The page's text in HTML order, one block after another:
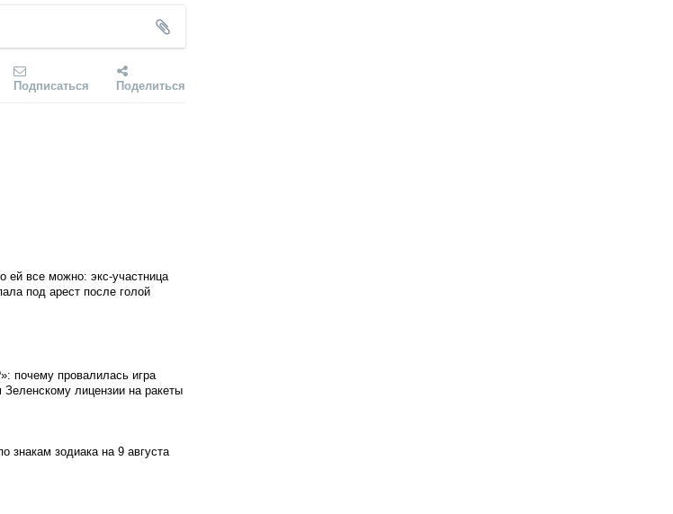
Подписаться Поделиться
ей все можно: экс-участница
под арест после голой
почему провалилась игра
лицензии на ракеты
знакам зодиака на 9 августа